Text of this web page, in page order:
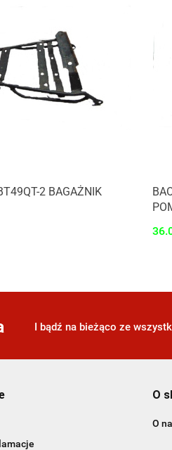
Produkt niedostępny
2 BAGAŻNIK
I bądź na bieżąco ze
O
O